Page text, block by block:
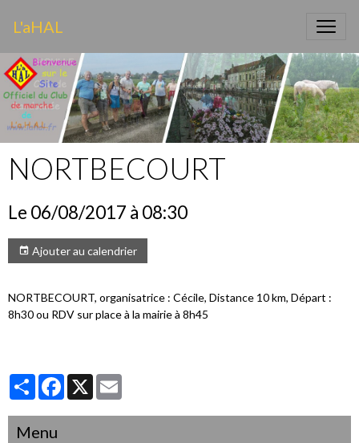
L'aHAL
NORTBECOURT
Le 06/08/2017 à 08:30
Ajouter au calendrier
NORTBECOURT, organisatrice : Cécile, Distance 10 km, Départ :
8h30 ou RDV sur place à la mairie à 8h45
PartagerFacebook
X
Menu